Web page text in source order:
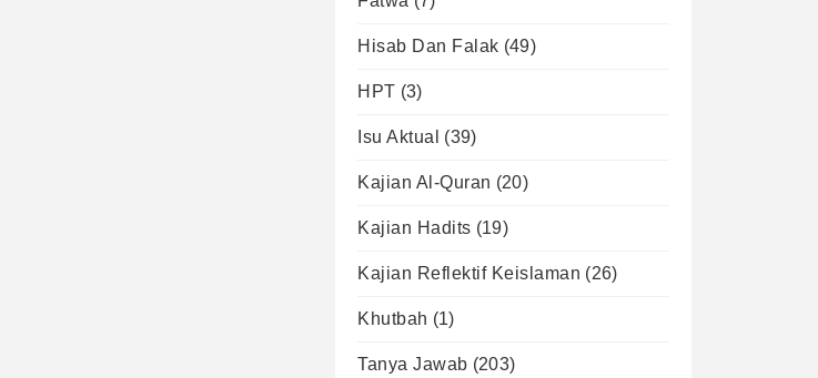
Hisab Dan Falak (49)
HPT (3)
Isu Aktual (39)
Kajian Al-Quran (20)
Kajian Hadits (19)
Kajian Reflektif Keislaman (26)
Khutbah (1)
Tanya Jawab (203)